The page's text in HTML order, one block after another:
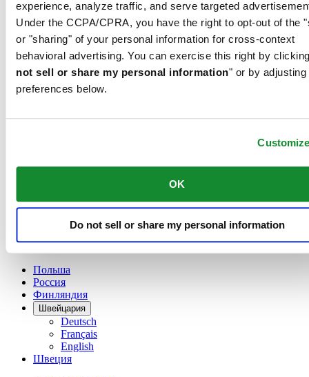
experience, analyze traffic, and serve targeted
Under the CCPA/CPRA, you have the right to opt-out of the
or "sharing" of your personal information for cross-context
behavioral advertising. You can exercise this right by
not sell or share my personal information" or by adjusting
preferences below.
OK
Do not sell or share my personal information
Австрия
Бельгия
Dutch
Français
Великобритания
Германия
English
English
Français
Норвегия
Польша
Россия
Финляндия
Швейцария
Deutsch
Français
English
Швеция